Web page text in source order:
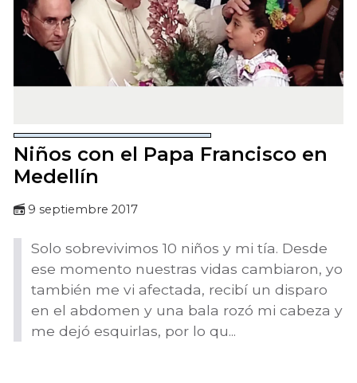
Niños con el Papa Francisco en
Medellín
9 septiembre 2017
Solo sobrevivimos 10 niños y mi tía. Desde
ese momento nuestras vidas cambiaron, yo
también me vi afectada, recibí un disparo
en el abdomen y una bala rozó mi cabeza y
me dejó esquirlas, por lo qu...